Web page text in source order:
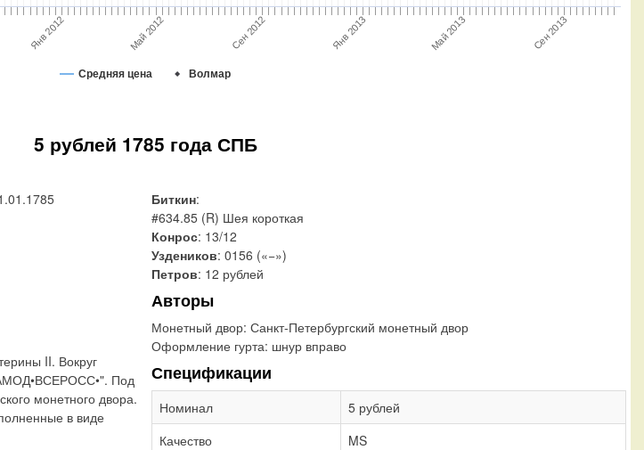
Средняя цена Волмар
Янв 2012 Май 2012 Сен 2012 Янв 2013 Май 2013 Сен 2013
5 рублей 1785 года СПБ
II. Вокруг
Под
монетного двора.
в виде
Биткин:
#634.85 (R) Шея короткая
Конрос: 13/12
Уздеников: 0156 («−»)
Петров: 12 рублей
Авторы
Монетный двор: Санкт-Петербургский монетный двор
Оформление гурта: шнур вправо
Спецификации
Номинал
5 рублей
Качество
MS